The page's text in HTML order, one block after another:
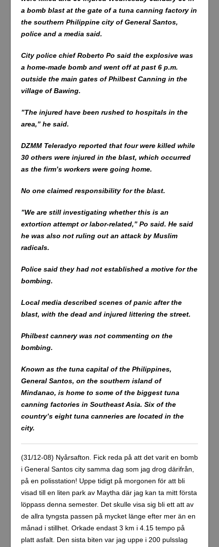
a bomb blast at the gate of a tuna canning factory in
the southern Philippine city of General Santos,
police and a media said.
City police chief Roberto Po said the explosive was
a home-made bomb and went off at past 6 p.m.
outside the main gates of Philbest Canning in the
village of Bawing.
”The injured have been rushed to hospitals in the
area,” he said.
DZMM Teleradyo reported that four were killed while
30 others were injured in the blast, which occurred
as the firm’s workers were going home.
No one claimed responsibility for the blast.
”We are still investigating whether this is an
extortion attempt or labor-related,” Po said. He said
he was also not ruling out an attack by Muslim
radicals.
Police said they had not established a motive for the
bombing.
Local media described scenes of panic after the
blast, with the dead and injured littering the street.
Philbest cannery was not commenting on the
bombing.
Known as the tuna capital of the Philippines,
General Santos, on the southern island of
Mindanao, is home to some of the biggest tuna
canning factories in Southeast Asia. Six of the
country’s eight tuna canneries are located in the
city.
(31/12-08) Nyårsafton. Fick reda på att det varit en bomb
i General Santos city samma dag som jag drog därifrån,
på en polisstation! Uppe tidigt på morgonen för att bli
visad till en liten park av Maytha där jag kan ta mitt första
löppass denna semester. Det skulle visa sig bli ett att av
de allra tyngsta passen på mycket länge efter mer än en
månad i stillhet. Orkade endast 3 km i 4.15 tempo på
platt asfalt. Den sista biten var jag uppe i 200 pulsslag